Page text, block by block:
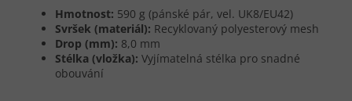
Hmotnost: 590 g (pánské pár, vel. UK8/EU42)
Svršek (materiál): Recyklovaný polyesterový mesh
Drop (mm): 8,0 mm
Stélka (vložka): Vyjímatelná stélka pro snadné
obouvání